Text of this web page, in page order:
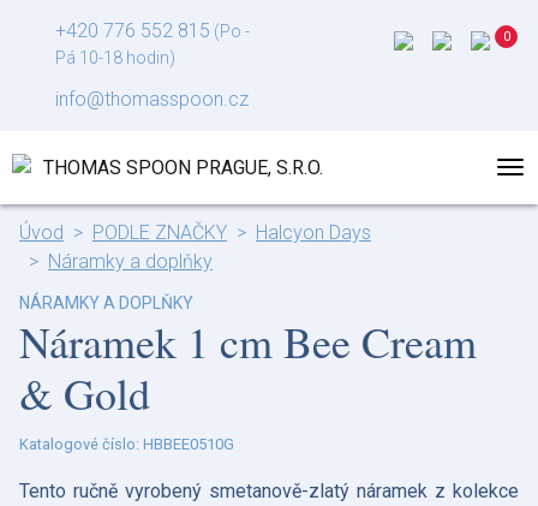
+420 776 552 815 (Po -
Pá 10-18 hodin)
info@thomasspoon.cz
Úvod PODLE ZNAČKY
Halcyon Days
Náramky a doplňky
NÁRAMKY A DOPLŇKY
Náramek 1 cm Bee Cream
& Gold
Katalogové číslo: HBBEE0510G
Tento ručně vyrobený smetanově-zlatý náramek z kolekce